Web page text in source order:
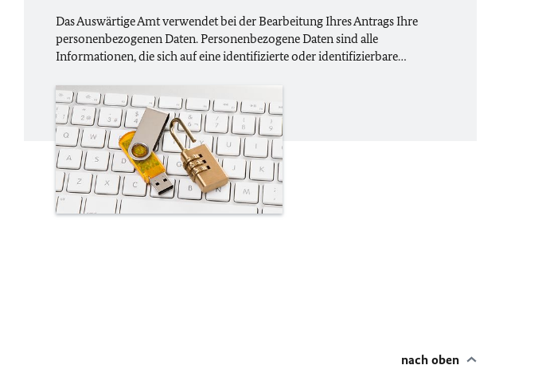
Das Auswärtige Amt verwendet bei der Bearbeitung Ihres Antrags Ihre
personenbezogenen Daten. Personenbezogene Daten sind alle
Informationen, die sich auf eine identifizierte oder identifizierbare…
nach oben